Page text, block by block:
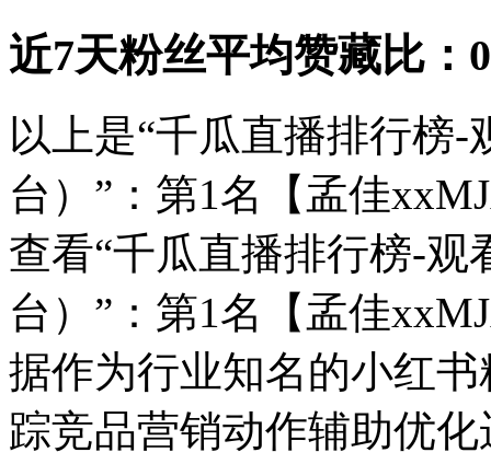
近7天粉丝平均赞藏比：
以上是“千瓜直播排行榜
台）”：第1名【孟佳
查看“千瓜直播排行榜-
台）”：第1名【孟佳
据作为行业知名的小红
踪竞品营销动作辅助优